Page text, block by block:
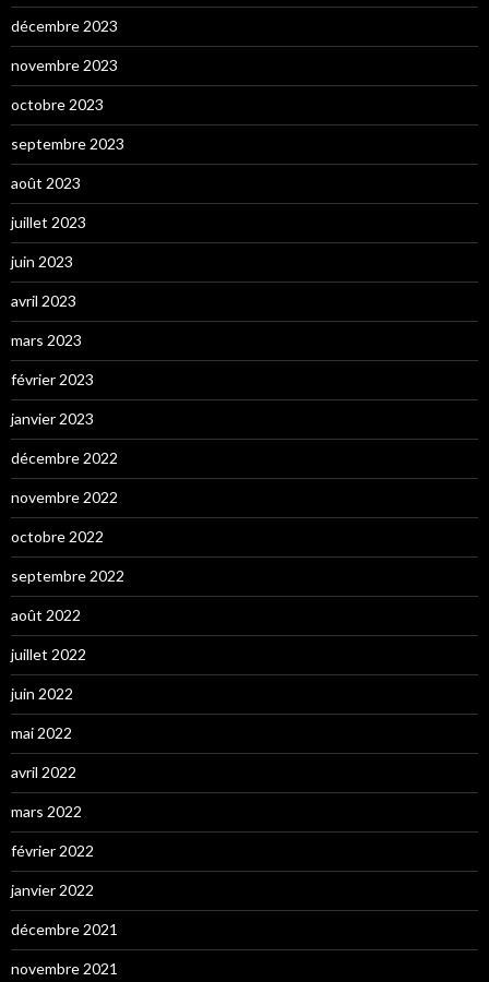
décembre 2023
novembre 2023
octobre 2023
septembre 2023
août 2023
juillet 2023
juin 2023
avril 2023
mars 2023
février 2023
janvier 2023
décembre 2022
novembre 2022
octobre 2022
septembre 2022
août 2022
juillet 2022
juin 2022
mai 2022
avril 2022
mars 2022
février 2022
janvier 2022
décembre 2021
novembre 2021